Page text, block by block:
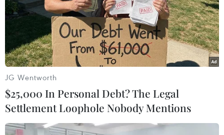
quan đến yếu tố xã hội
TIN LIÊN QUAN
JG Wentworth
$25,000 In Personal Debt? The Legal
Settlement Loophole Nobody Mentions